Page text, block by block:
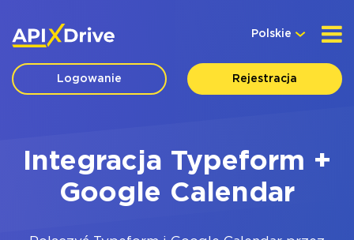
Polskie
Logowanie Rejestracja
Integracja Typeform +
Google Calendar